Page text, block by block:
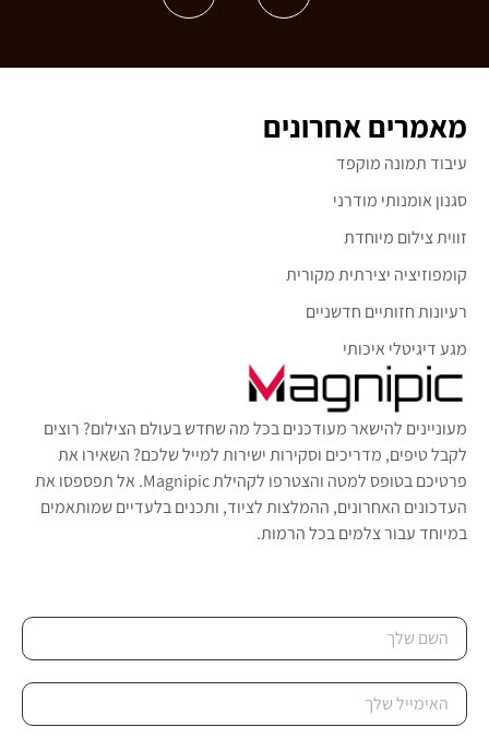
מאמרים אחרונים
עיבוד תמונה מוקפד
סגנון אומנותי מודרני
זווית צילום מיוחדת
קומפוזיציה יצירתית מקורית
רעיונות חזותיים חדשניים
מגע דיגיטלי איכותי
מעוניינים להישאר מעודכנים בכל מה שחדש בעולם הצילום? רוצים
לקבל טיפים, מדריכים וסקירות ישירות למייל שלכם? השאירו את
פרטיכם בטופס למטה והצטרפו לקהילת Magnipic. אל תפספסו את
העדכונים האחרונים, ההמלצות לציוד, ותכנים בלעדיים שמותאמים
במיוחד עבור צלמים בכל הרמות.